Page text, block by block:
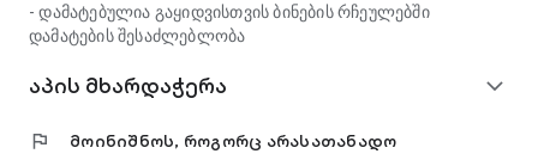
- დამატებულია გაყიდვისთვის ბინების რჩეულებში
დამატების შესაძლებლობა
აპის მხარდაჭერა expand_more
flag მოინიშნოს, როგორც არასათანადო